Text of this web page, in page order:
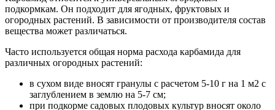
подкормкам. Он подходит для ягодных, фруктовых и
огородных растений. В зависимости от производителя состав
вещества может различаться.
Часто используется общая норма расхода карбамида для
различных огородных растений:
в сухом виде вносят гранулы с расчетом 5-10 г на 1 м2 с
заглублением в землю на 5-7 см;
при подкорме садовых плодовых культур вносят около